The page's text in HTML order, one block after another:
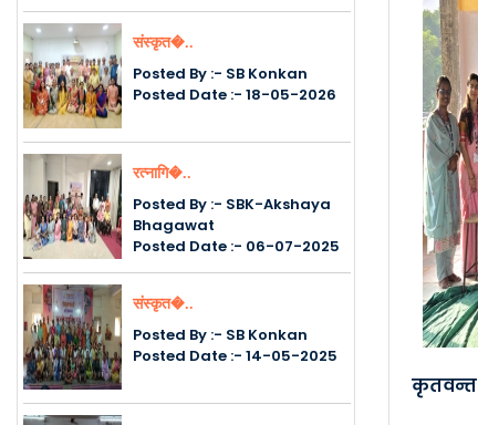
संस्कृत�..
Posted By :- SB Konkan
Posted Date :- 18-05-2026
रत्नागि�..
Posted By :- SBK-Akshaya
Bhagawat
Posted Date :- 06-07-2025
संस्कृत�..
Posted By :- SB Konkan
Posted Date :- 14-05-2025